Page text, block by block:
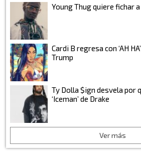
Young Thug quiere fichar
Cardi B regresa con ‘AH
Trump
Ty Dolla $ign desvela por
‘Iceman’ de Drake
Ver más